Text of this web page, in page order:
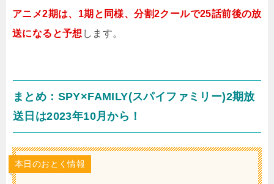
アニメ2期は、1期と同様、分割2クールで25話前後の放
送になると予想 します。
まとめ：SPY×FAMILY(スパイファミリー)2期放
送日は2023年10月から！
本日のおとく情報